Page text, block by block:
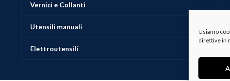
Usiamo
direttive in
Vernici e Collanti
Utensili manuali
Elettroutensili